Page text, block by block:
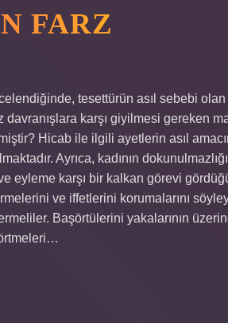
FARZ
tesettürün asıl sebebi olan
karşı giyilmesi gereken
Hicab ile ilgili ayetlerin asıl
Ayrıca, kadının
eyleme karşı bir kalkan görevi
ve iffetlerini korumalarını
Başörtülerini yakalarının
örtmeleri…